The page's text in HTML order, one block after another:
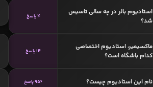
استادیوم بالر در چه سالی تاسیس
شد؟
4 پاسخ
ماکسیمیر، استادیوم اختصاصی
کدام باشگاه است؟
14 پاسخ
نام این استادیوم چیست؟ 956 پاسخ